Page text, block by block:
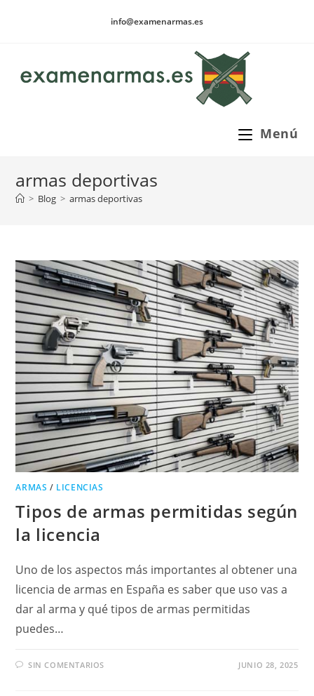
info@examenarmas.es
Menú
armas deportivas
> Blog > armas deportivas
ARMAS / LICENCIAS
Tipos de armas permitidas según
la licencia
Uno de los aspectos más importantes al obtener una
licencia de armas en España es saber que uso vas a
dar al arma y qué tipos de armas permitidas
puedes…
SIN COMENTARIOS JUNIO 28, 2025